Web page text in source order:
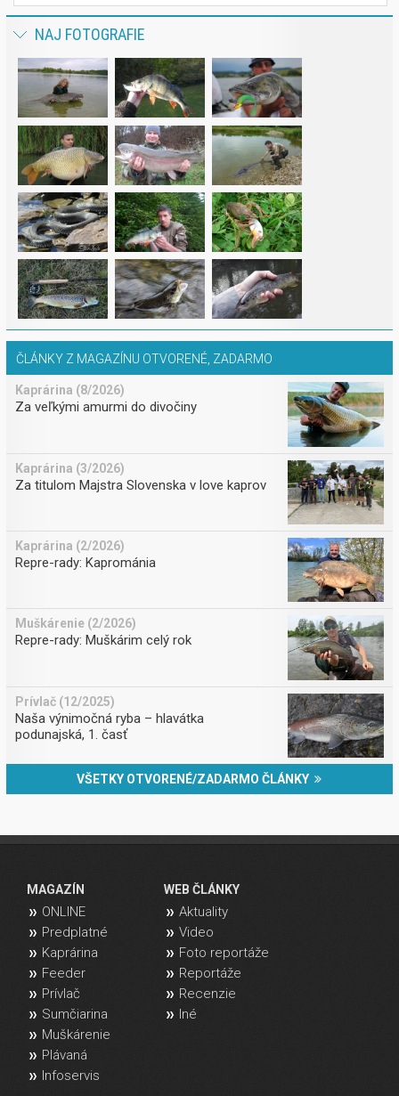
NAJ FOTOGRAFIE
ČLÁNKY Z MAGAZÍNU OTVORENÉ, ZADARMO
Kaprárina (8/2026)
Za veľkými amurmi do divočiny
Kaprárina (3/2026)
Za titulom Majstra Slovenska v love kaprov
Kaprárina (2/2026)
Repre-rady: Kaprománia
Muškárenie (2/2026)
Repre-rady: Muškárim celý rok
Prívlač (12/2025)
Naša výnimočná ryba – hlavátka
podunajská, 1. časť
VŠETKY OTVORENÉ/ZADARMO ČLÁNKY
MAGAZÍN
ONLINE
Predplatné
Kaprárina
Feeder
Prívlač
Sumčiarina
Muškárenie
Plávaná
Infoservis
WEB ČLÁNKY
Aktuality
Video
Foto reportáže
Reportáže
Recenzie
Iné